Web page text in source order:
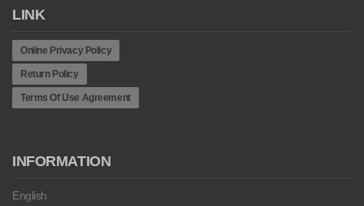
LINK
Online Privacy Policy
Return Policy
Terms Of Use Agreement
INFORMATION
English